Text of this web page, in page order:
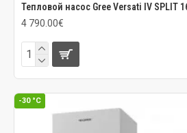
Тепловой насос Gree Versati IV SPLIT
4 790.00€
-30 °C